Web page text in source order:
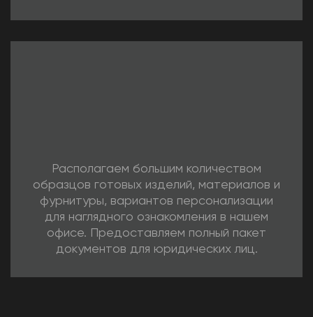
Располагаем большим количеством
образцов готовых изделий, материалов и
фурнитуры, вариантов персонализации
для наглядного ознакомления в нашем
офисе. Предоставляем полный пакет
документов для юридических лиц.